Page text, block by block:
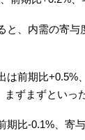
と、内需の寄
は前期比
ずまずといっ
期比-0.1%、寄